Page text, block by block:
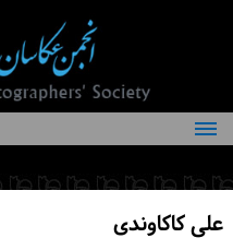
درباره انجمن
کمیته‌های انجمن
علی کاکاوندی